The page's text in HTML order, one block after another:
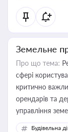
Земельне
Про що тема:
сфері
критично
орендарів та
управління
Будівельна